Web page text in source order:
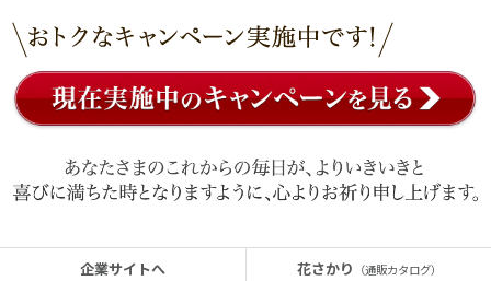
企業サイトへ 花さかり （通販カタログ）